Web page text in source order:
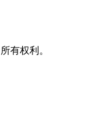
有权利。